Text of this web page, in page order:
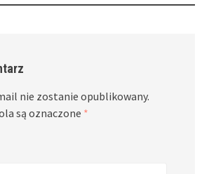
nie zostanie opublikowany.
są oznaczone *